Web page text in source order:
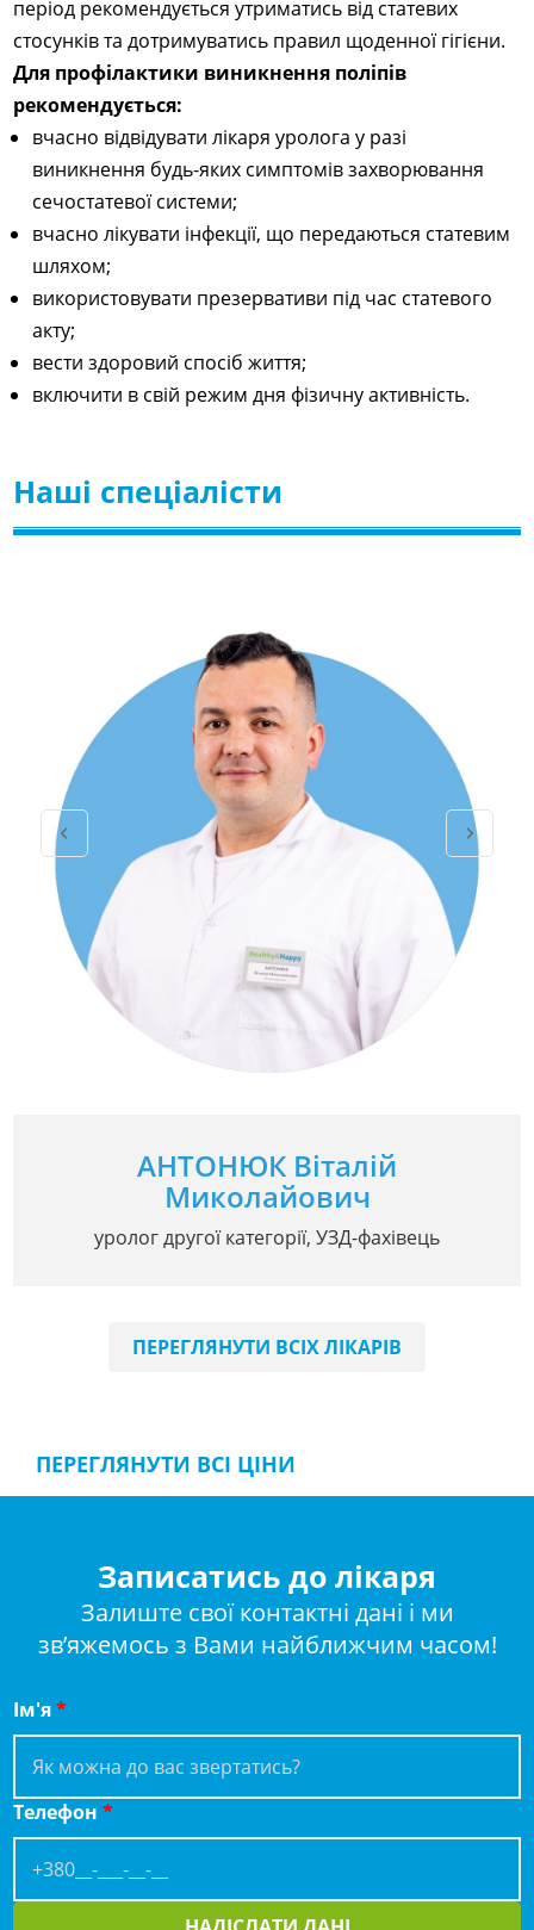
період рекомендується утриматись від статевих
стосунків та дотримуватись правил щоденної гігієни.
Для профілактики виникнення поліпів
рекомендується:
вчасно відвідувати лікаря уролога у разі
виникнення будь-яких симптомів захворювання
сечостатевої системи;
вчасно лікувати інфекції, що передаються статевим
шляхом;
використовувати презервативи під час статевого
акту;
вести здоровий спосіб життя;
включити в свій режим дня фізичну активність.
Наші спеціалісти
АНТОНЮК Віталій
Миколайович
уролог другої категорії, УЗД-фахівець
ПЕРЕГЛЯНУТИ ВСІХ ЛІКАРІВ
ПЕРЕГЛЯНУТИ ВСІ ЦІНИ
Записатись до лікаря
Залиште свої контактні дані і ми
зв’яжемось з Вами найближчим часом!
Ім'я*
Телефон*